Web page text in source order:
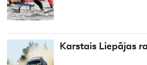
Karstais Liepājas